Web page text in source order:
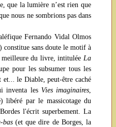
que la lumière n’est rien que
nous ne sombrions pas dans
Fernando Vidal Olmos
constitue sans doute le motif à
meilleure du livre, intitulée La
pour les subsumer tous les
le Diable, peut-être caché
inventa les Vies imaginaires,
libéré par le massicotage du
l'écrit superbement. La
bas(et que dire de Borges, la